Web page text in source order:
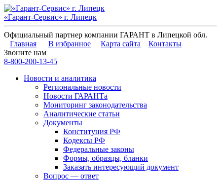
«Гарант-Сервис» г. Липецк
Официальный партнер компании ГАРАНТ в Липецкой обл.
Главная
В избранное Карта сайта
Контакты
Звоните нам
8-800-200-13-45
Новости и аналитика
Региональные новости
Новости ГАРАНТа
Мониторинг законодательства
Аналитические статьи
Документы
Конституция РФ
Кодексы РФ
Федеральные законы
Формы, образцы, бланки
Заказать интересующий документ
Вопрос — ответ